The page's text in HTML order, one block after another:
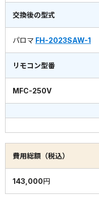
交換後の型式
パロマ FH-2023SAW-1
リモコン型番
MFC-250V
費用総額（税込）
143,000円